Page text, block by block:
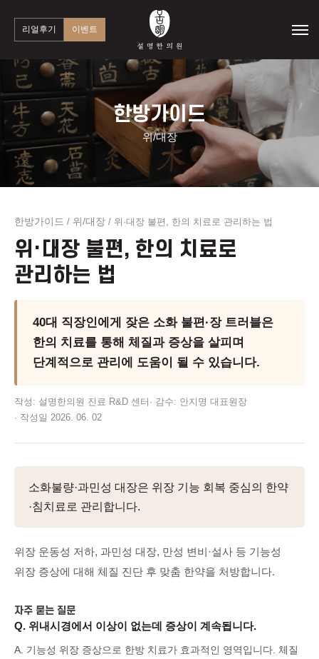
리얼후기 이벤트
한방가이드
위/대장
한방가이드 / 위/대장 / 위·대장 불편, 한의 치료로 관리하는 법
위·대장 불편, 한의 치료로
관리하는 법
40대 직장인에게 잦은 소화 불편·장 트러블은
한의 치료를 통해 체질과 증상을 살피며
단계적으로 관리에 도움이 될 수 있습니다.
작성: 설명한의원 진료 R&D 센터 · 감수: 안지명 대표원장
· 작성일 2026. 06. 02
소화불량·과민성 대장은 위장 기능 회복 중심의 한약
·침치료로 관리합니다.
위장 운동성 저하, 과민성 대장, 만성 변비·설사 등 기능성
위장 증상에 대해 체질 진단 후 맞춤 한약을 처방합니다.
자주 묻는 질문
Q. 위내시경에서 이상이 없는데 증상이 계속됩니다.
A. 기능성 위장 증상으로 한방 치료가 효과적인 영역입니다. 체질